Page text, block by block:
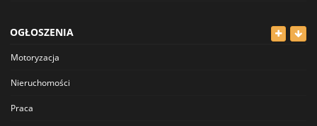
OGŁOSZENIA
Motoryzacja
Nieruchomości
Praca